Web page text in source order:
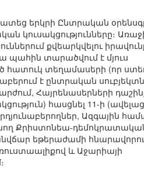
երկրի Ընտրական
կուսակցությունները։
քվեարկվելու
պահին տարածվում է մյուս
հատուկ տեղամասերի (որ
է ընտրական
Հայրենասերների
հասցնել 11-ի
Ազգային
Քրիստոնեա-
եթերաժամի
և Աջարիայի